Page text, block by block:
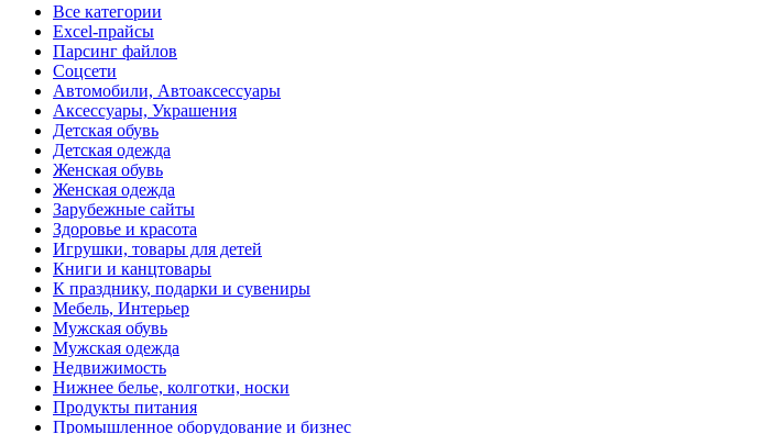
Все категории
Excel-прайсы
Парсинг файлов
Соцсети
Автомобили, Автоаксессуары
Аксессуары, Украшения
Детская обувь
Детская одежда
Женская обувь
Женская одежда
Зарубежные сайты
Здоровье и красота
Игрушки, товары для детей
Книги и канцтовары
К празднику, подарки и сувениры
Мебель, Интерьер
Мужская обувь
Мужская одежда
Недвижимость
Нижнее белье, колготки, носки
Продукты питания
Промышленное оборудование и бизнес